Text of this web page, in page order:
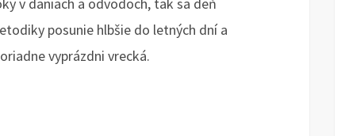
posunie hlbšie do letných dní a
vyprázdni vrecká.